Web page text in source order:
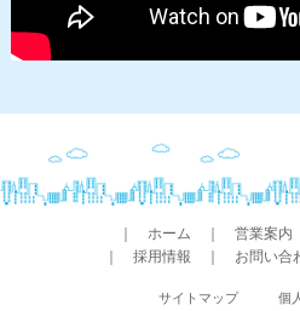
｜ ホーム ｜ 営業案内
｜
採用情報 ｜ お問い合
サイトマップ 個